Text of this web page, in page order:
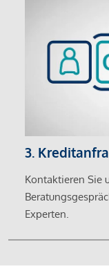
3.
Kontaktieren Sie
Experten.